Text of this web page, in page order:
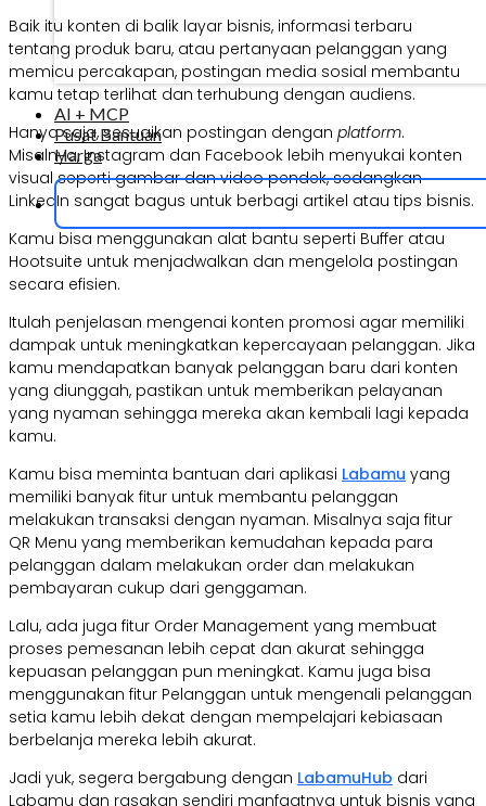
AI + MCP
Pusat Bantuan
Harga
Baik itu konten di balik layar bisnis, informasi terbaru
tentang produk baru, atau pertanyaan pelanggan yang
memicu percakapan, postingan media sosial membantu
kamu tetap terlihat dan terhubung dengan audiens.
Hanya saja, sesuaikan postingan dengan platform.
Misalnya, Instagram dan Facebook lebih menyukai konten
visual seperti gambar dan video pendek, sedangkan
LinkedIn sangat bagus untuk berbagi artikel atau tips bisnis.
Kamu bisa menggunakan alat bantu seperti Buffer atau
Hootsuite untuk menjadwalkan dan mengelola postingan
secara efisien.
Itulah penjelasan mengenai konten promosi agar memiliki
dampak untuk meningkatkan kepercayaan pelanggan. Jika
kamu mendapatkan banyak pelanggan baru dari konten
yang diunggah, pastikan untuk memberikan pelayanan
yang nyaman sehingga mereka akan kembali lagi kepada
kamu.
Kamu bisa meminta bantuan dari aplikasi Labamu yang
memiliki banyak fitur untuk membantu pelanggan
melakukan transaksi dengan nyaman. Misalnya saja fitur
QR Menu yang memberikan kemudahan kepada para
pelanggan dalam melakukan order dan melakukan
pembayaran cukup dari genggaman.
Lalu, ada juga fitur Order Management yang membuat
proses pemesanan lebih cepat dan akurat sehingga
kepuasan pelanggan pun meningkat. Kamu juga bisa
menggunakan fitur Pelanggan untuk mengenali pelanggan
setia kamu lebih dekat dengan mempelajari kebiasaan
berbelanja mereka lebih akurat.
Jadi yuk, segera bergabung dengan LabamuHub dari
Labamu dan rasakan sendiri manfaatnya untuk bisnis yang